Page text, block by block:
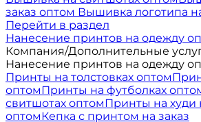
заказ оптом Вышивка логотипа
Перейти в раздел
Нанесение принтов на одежду
Компания/Дополнительные
Нанесение принтов на одежду
Принты на толстовках оптом
оптомПринты на футболках
свитшотах оптомПринты на худи
оптомКепка с принтом на заказ